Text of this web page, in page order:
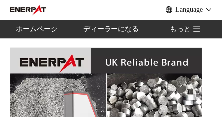
Language
ホームページ ディーラーになる もっと